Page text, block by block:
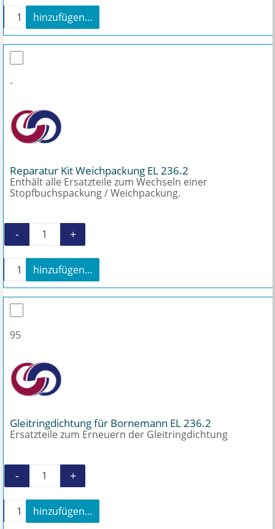
Montage Kit Gelenk EL 236.2 Menge
+
hinzufügen...
-
Reparatur Kit Weichpackung EL 236.2
Enthält alle Ersatzteile zum Wechseln einer
Stopfbuchspackung / Weichpackung.
Reparatur Kit Weichpackung EL 236.2 Menge
- +
Reparatur Kit Weichpackung EL 236.2 Menge
+
hinzufügen...
95
Gleitringdichtung für Bornemann EL 236.2
Ersatzteile zum Erneuern der Gleitringdichtung
Gleitringdichtung für Bornemann EL 236.2
- +
Gleitringdichtung für Bornemann EL 236.2 Menge
+
hinzufügen...